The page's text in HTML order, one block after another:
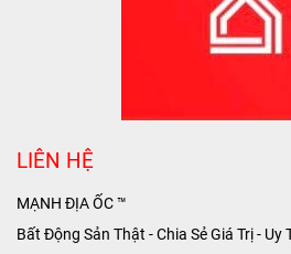
LIÊN HỆ
MẠNH ĐỊA ỐC ™
Bất Động Sản Thật - Chia Sẻ Giá Trị - Uy